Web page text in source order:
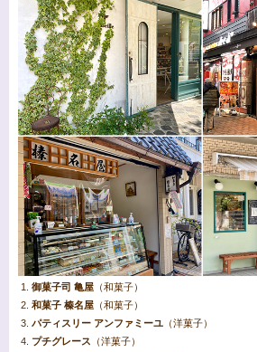
御菓子司 亀屋 （和菓子）
和菓子 榛名屋 （和菓子）
パティスリー アンファミーユ （洋菓子）
プチグレース （洋菓子）